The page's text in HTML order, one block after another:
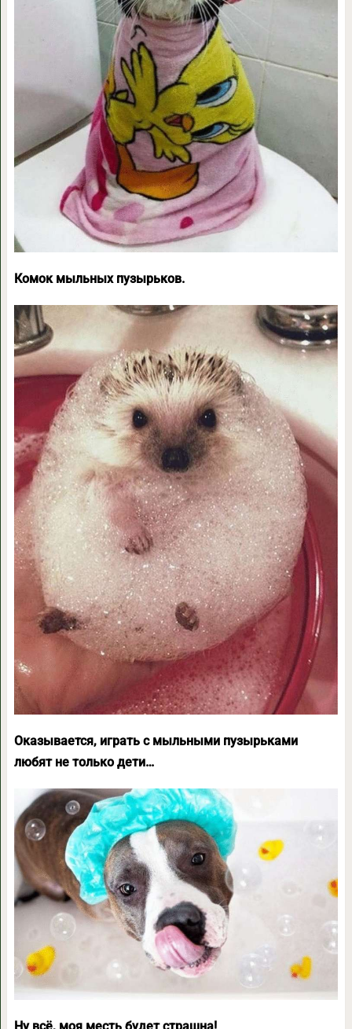
Комок мыльных пузырьков.
Оказывается, играть с мыльными пузырьками
любят не только дети…
Ну всё, моя месть будет страшна!